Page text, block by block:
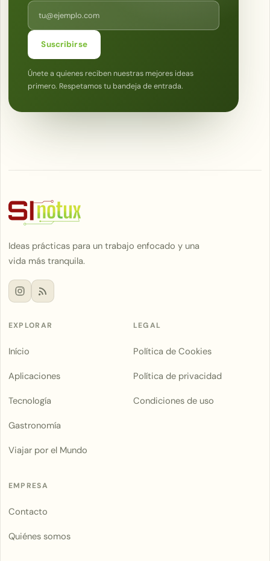
Correo electrónico
Suscribirse
Únete a quienes reciben nuestras mejores ideas
primero. Respetamos tu bandeja de entrada.
Ideas prácticas para un trabajo enfocado y una
vida más tranquila.
EXPLORAR
Início
Aplicaciones
Tecnología
Gastronomía
Viajar por el Mundo
LEGAL
Política de Cookies
Política de privacidad
Condiciones de uso
EMPRESA
Contacto
Quiénes somos